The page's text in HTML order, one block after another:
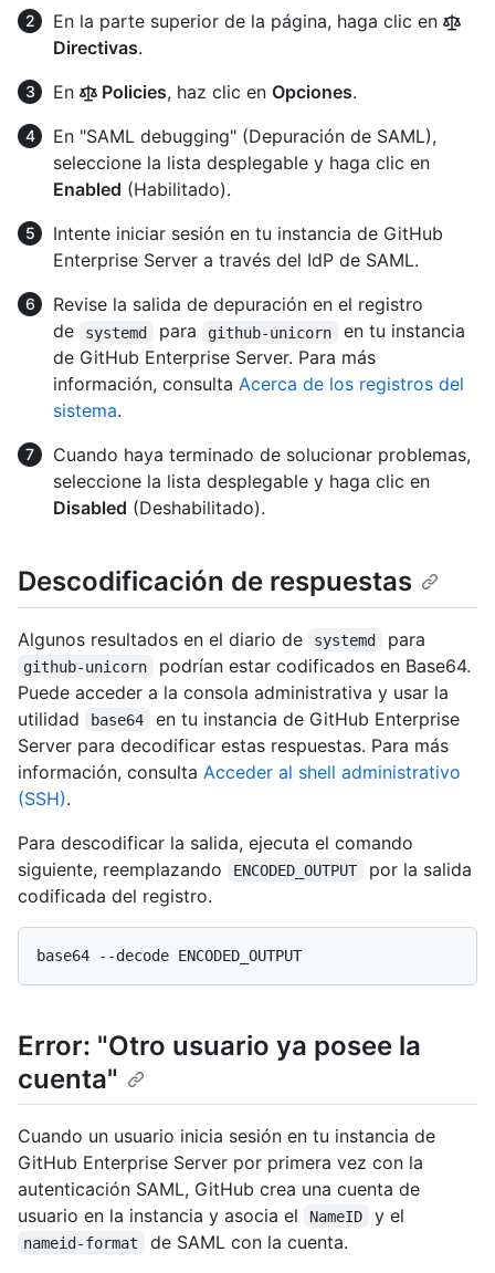
En la parte superior de la página, haga clic en
Directivas.
En
Policies, haz clic en Opciones.
En "SAML debugging" (Depuración de SAML),
seleccione la lista desplegable y haga clic en
Enabled (Habilitado).
Intente iniciar sesión en tu instancia de GitHub
Enterprise Server a través del IdP de SAML.
Revise la salida de depuración en el registro
de
systemd para github-unicorn
en tu instancia
de GitHub Enterprise Server. Para más
información, consulta Acerca de los registros del
sistema.
Cuando haya terminado de solucionar problemas,
seleccione la lista desplegable y haga clic en
Disabled (Deshabilitado).
Descodificación de respuestas
Algunos resultados en el diario de systemd para
github-unicorn
podrían estar codificados en Base64.
Puede acceder a la consola administrativa y usar la
utilidad
base64
en tu instancia de GitHub Enterprise
Server para decodificar estas respuestas. Para más
información, consulta Acceder al shell administrativo
(SSH).
Para descodificar la salida, ejecuta el comando
siguiente, reemplazando
ENCODED_OUTPUT
por la salida
codificada del registro.
Error: "Otro usuario ya posee la
cuenta"
Cuando un usuario inicia sesión en tu instancia de
GitHub Enterprise Server por primera vez con la
autenticación SAML, GitHub crea una cuenta de
usuario en la instancia y asocia el
NameID y el
nameid-format de SAML con la cuenta.